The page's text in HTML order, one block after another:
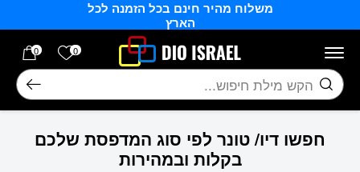
משלוח מהיר חינם בכל הזמנה לכל
הארץ
0 הרשימה
0
חיפוש
חפשו דיו/ טונר לפי סוג המדפסת שלכם
בקלות ובמהירות